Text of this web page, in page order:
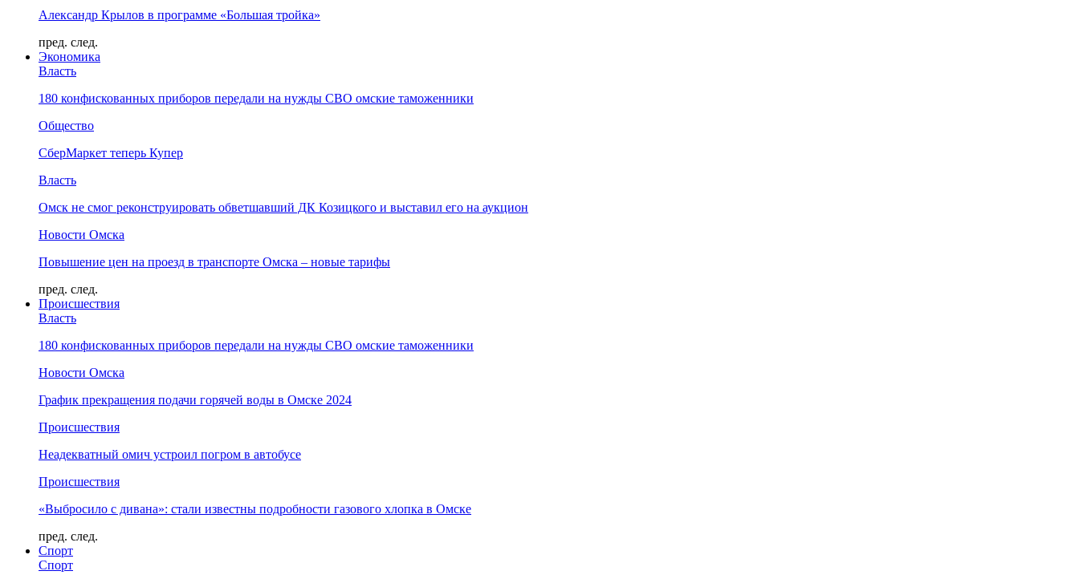
Александр Крылов в программе «Большая тройка»
пред. след.
Экономика
Власть
180 конфискованных приборов передали на нужды СВО омские таможенники
Общество
СберМаркет теперь Купер
Власть
Омск не смог реконструировать обветшавший ДК Козицкого и выставил его на аукцион
Новости Омска
Повышение цен на проезд в транспорте Омска – новые тарифы
пред. след.
Происшествия
Власть
180 конфискованных приборов передали на нужды СВО омские таможенники
Новости Омска
График прекращения подачи горячей воды в Омске 2024
Происшествия
Неадекватный омич устроил погром в автобусе
Происшествия
«Выбросило с дивана»: стали известны подробности газового хлопка в Омске
пред. след.
Спорт
Спорт